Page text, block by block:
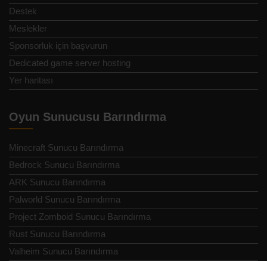
Destek
Meslekler
Sponsorluk için başvurun
Dedicated game server hosting
Yer haritası
Oyun Sunucusu Barındırma
Minecraft Sunucu Barındırma
Bedrock Sunucu Barındırma
ARK Sunucu Barındırma
Palworld Sunucu Barındırma
Project Zomboid Sunucu Barındırma
Rust Sunucu Barındırma
Valheim Sunucu Barındırma